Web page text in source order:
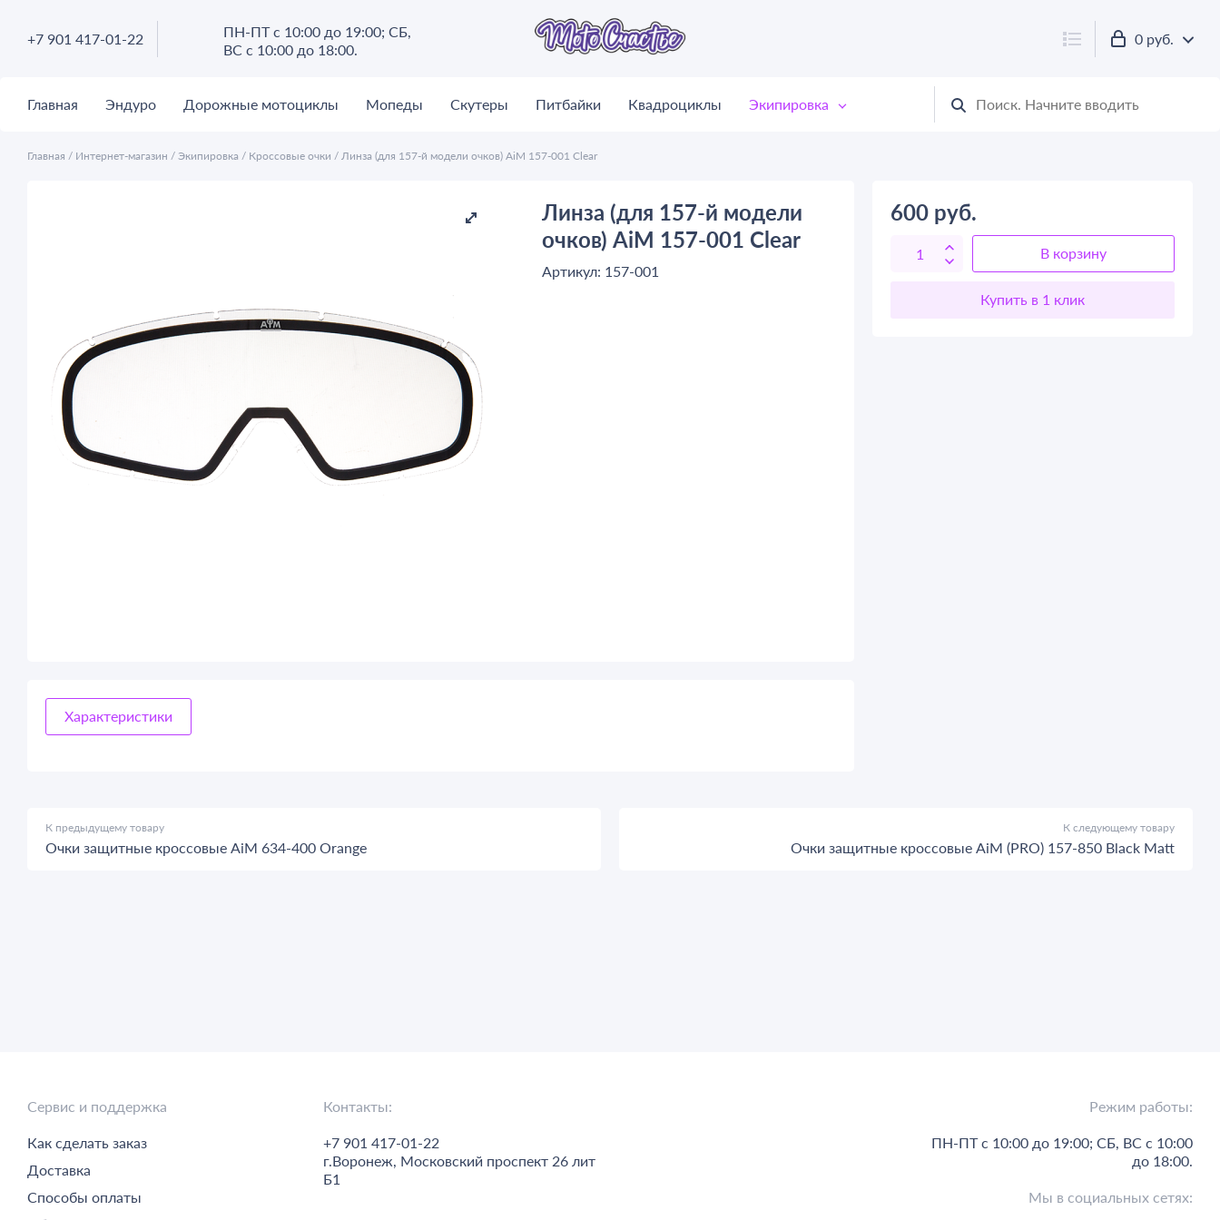
ПН-ПТ с 10:00 до 19:00; СБ,
ВС с 10:00 до 18:00.
+7 901 417-01-22 0 руб.
Главная Эндуро Дорожные мотоциклы Мопеды Скутеры Питбайки Квадроциклы Экипировка
Главная / Интернет-магазин / Экипировка / Кроссовые очки / Линза (для 157-й модели очков) AiM 157-001 Clear
Линза (для 157-й модели
очков) AiM 157-001 Clear
Артикул: 157-001
Характеристики
600 руб.
В корзину
К предыдущему товару
Очки защитные кроссовые AiM 634-400 Orange
К следующему товару
Очки защитные кроссовые AiM (PRO) 157-850 Black Matt
Сервис и поддержка
Как сделать заказ
Доставка
Способы оплаты
Контакты:
+7 901 417-01-22
г.Воронеж, Московский проспект 26 лит
Б1
Режим работы:
ПН-ПТ с 10:00 до 19:00; СБ, ВС с 10:00
до 18:00.
Мы в социальных сетях: